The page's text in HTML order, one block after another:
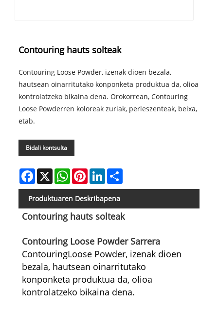
Contouring hauts solteak
Contouring Loose Powder, izenak dioen bezala,
hautsean oinarritutako konponketa produktua da, olioa
kontrolatzeko bikaina dena. Orokorrean, Contouring
Loose Powderren koloreak zuriak, perleszenteak, beixa,
etab.
Bidali kontsulta
Facebook
X WhatsAppPinterestLinkedInShare
Produktuaren Deskribapena
Contouring hauts solteak
Contouring Loose Powder Sarrera
ContouringLoose Powder, izenak dioen
bezala, hautsean oinarritutako
konponketa produktua da, olioa
kontrolatzeko bikaina dena.